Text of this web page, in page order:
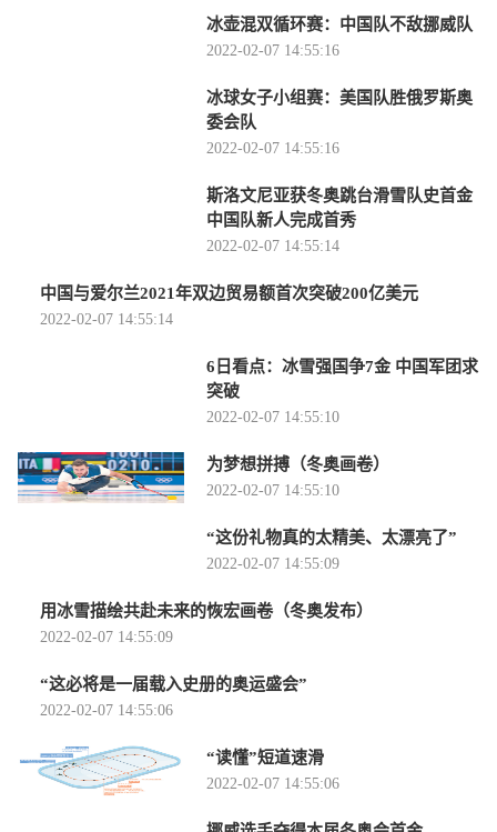
冰壶混双循环赛：中国队不敌挪威队
2022-02-07 14:55:16
冰球女子小组赛：美国队胜俄罗斯奥
委会队
2022-02-07 14:55:16
斯洛文尼亚获冬奥跳台滑雪队史首金
中国队新人完成首秀
2022-02-07 14:55:14
中国与爱尔兰2021年双边贸易额首次突破200亿美元
2022-02-07 14:55:14
6日看点：冰雪强国争7金 中国军团求
突破
2022-02-07 14:55:10
为梦想拼搏（冬奥画卷）
2022-02-07 14:55:10
“这份礼物真的太精美、太漂亮了”
2022-02-07 14:55:09
用冰雪描绘共赴未来的恢宏画卷（冬奥发布）
2022-02-07 14:55:09
“这必将是一届载入史册的奥运盛会”
2022-02-07 14:55:06
“读懂”短道速滑
2022-02-07 14:55:06